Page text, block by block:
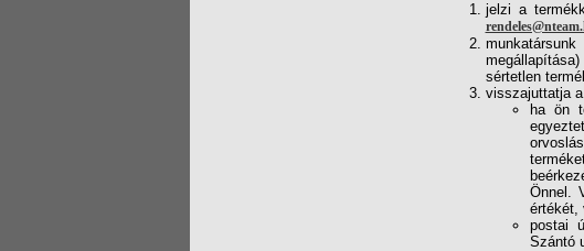
jelzi a
sértetlen
visszajuttatja
ha ön
Önnel.
értékét,
postai
Szántó